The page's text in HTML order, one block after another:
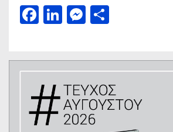
Facebook
LinkedIn
Messenger